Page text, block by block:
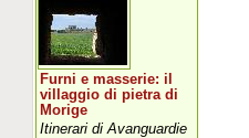
Furni e masserie: il
villaggio di pietra di
Morige
Itinerari di Avanguardie